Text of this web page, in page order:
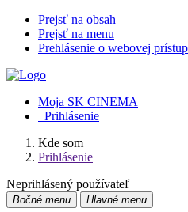
Prejsť na obsah
Prejsť na menu
Prehlásenie o webovej
Moja SK CINEMA
Prihlásenie
Kde som
Prihlásenie
Neprihlásený používateľ
Bočné menu Hlavné menu